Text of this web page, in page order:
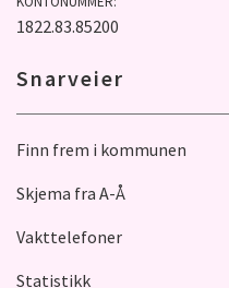
1822.83.85200
Snarveier
Finn frem i kommunen
Skjema fra A-Å
Vakttelefoner
Statistikk